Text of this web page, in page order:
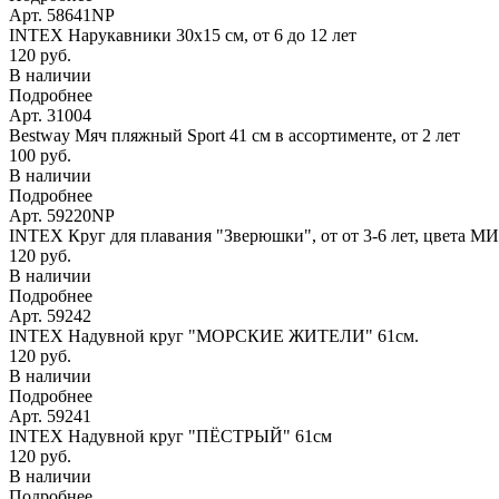
Арт. 58641NP
INTEX Нарукавники 30х15 см, от 6 до 12 лет
120 руб.
В наличии
Подробнее
Арт. 31004
Bestway Мяч пляжный Sport 41 см в ассортименте, от 2 лет
100 руб.
В наличии
Подробнее
Арт. 59220NP
INTEX Круг для плавания "Зверюшки", от от 3-6 лет, цвета
120 руб.
В наличии
Подробнее
Арт. 59242
INTEX Надувной круг "МОРСКИЕ ЖИТЕЛИ" 61см.
120 руб.
В наличии
Подробнее
Арт. 59241
INTEX Надувной круг "ПЁСТРЫЙ" 61см
120 руб.
В наличии